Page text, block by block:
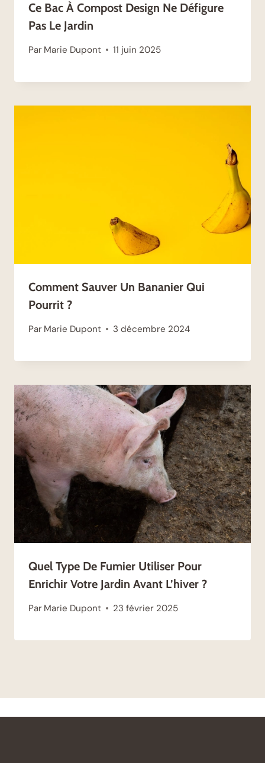
Ce Bac À Compost Design Ne Défigure
Pas Le Jardin
Par Marie Dupont 11 juin 2025
Comment Sauver Un Bananier Qui
Pourrit ?
Par Marie Dupont 3 décembre 2024
Quel Type De Fumier Utiliser Pour
Enrichir Votre Jardin Avant L’hiver ?
Par Marie Dupont 23 février 2025